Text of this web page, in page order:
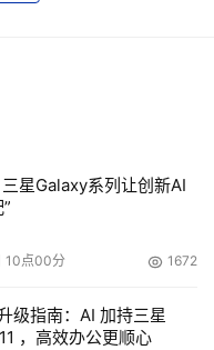
星Galaxy系列让创新AI
10点00分 1672
级指南：AI 加持三星
，高效办公更顺心